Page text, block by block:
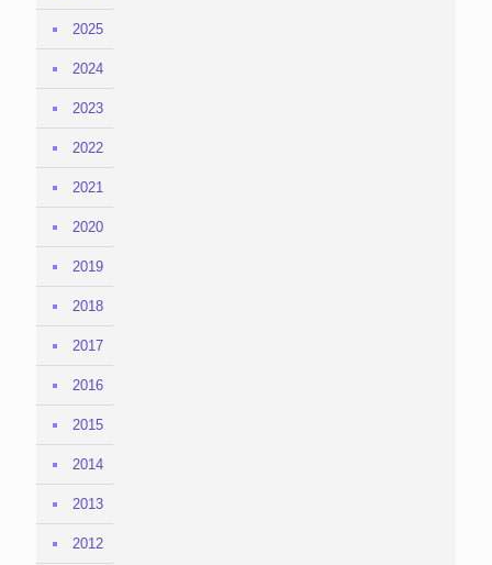
2025
2024
2023
2022
2021
2020
2019
2018
2017
2016
2015
2014
2013
2012